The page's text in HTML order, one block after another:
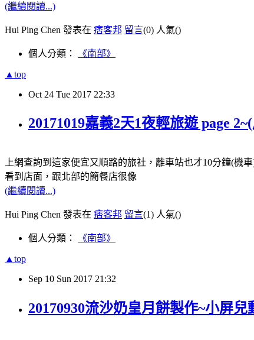
(繼續閱讀...)
Hui Ping Chen 發表在 痞客邦 留言(0) 人氣()
個人分類： 《南部》
▲top
Oct 24 Tue 2017 22:33
20171019嘉義2天1夜輕旅遊 page
上網查詢到這家便宜又順路的旅社，離車站也才10分鐘(機車
看到店面，跟北部的簡餐店很像
(繼續閱讀...)
Hui Ping Chen 發表在 痞客邦 留言(1) 人氣()
個人分類： 《南部》
▲top
Sep 10 Sun 2017 21:32
20170930流沙奶皇月餅製作~小屏兒